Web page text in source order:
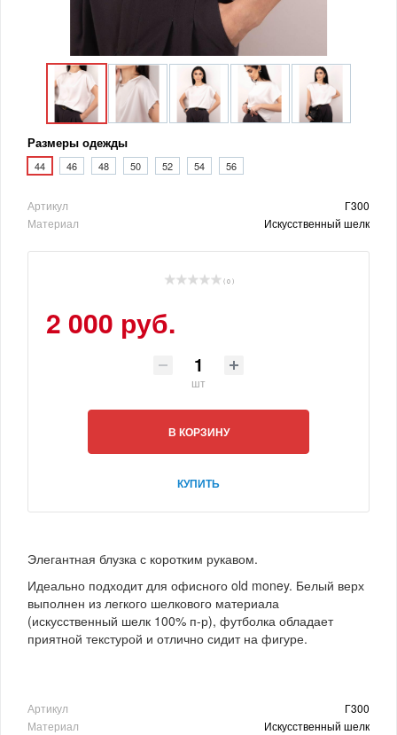
Размеры одежды
44 46 48 50 52 54 56
Артикул
Г300
Материал
Искусственный шелк
( 0 )
2 000 руб.
шт
В КОРЗИНУ
КУПИТЬ
Элегантная блузка с коротким рукавом.
Идеально подходит для офисного old money. Белый верх
выполнен из легкого шелкового материала
(искусственный шелк 100% п-р), футболка обладает
приятной текстурой и отлично сидит на фигуре.
Артикул
Г300
Материал
Искусственный шелк